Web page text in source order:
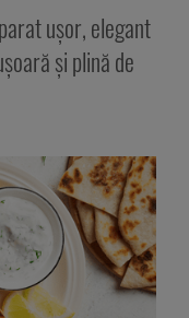
ușor, elegant
și plină de